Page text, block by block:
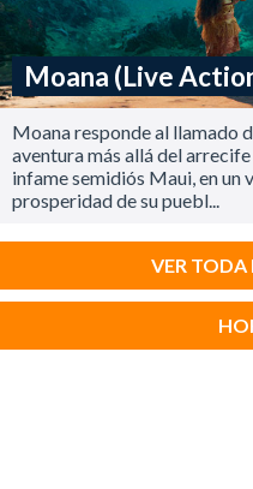
Moana (Live
Moana responde al llamado
aventura más allá del
infame semidiós Maui, en
prosperidad de su puebl...
VER TODA